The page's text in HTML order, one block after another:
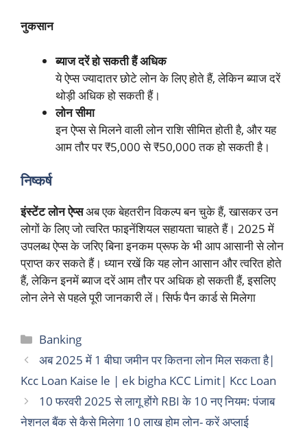
नुकसान
ब्याज दरें हो सकती हैं अधिक
ये ऐप्स ज्यादातर छोटे लोन के लिए होते हैं, लेकिन ब्याज दरें
थोड़ी अधिक हो सकती हैं।
लोन सीमा
इन ऐप्स से मिलने वाली लोन राशि सीमित होती है, और यह
आम तौर पर ₹5,000 से ₹50,000 तक हो सकती है।
निष्कर्ष
इंस्टेंट लोन ऐप्सअब एक बेहतरीन विकल्प बन चुके हैं, खासकर उन
लोगों के लिए जो त्वरित फाइनेंशियल सहायता चाहते हैं। 2025 में
उपलब्ध ऐप्स के जरिए बिना इनकम प्रूफ के भी आप आसानी से लोन
प्राप्त कर सकते हैं। ध्यान रखें कि यह लोन आसान और त्वरित होते
हैं, लेकिन इनमें ब्याज दरें आम तौर पर अधिक हो सकती हैं, इसलिए
लोन लेने से पहले पूरी जानकारी लें। सिर्फ पैन कार्ड से मिलेगा
Categories
Banking
अब 2025 में 1 बीघा जमीन पर कितना लोन मिल सकता है|
Kcc Loan Kaise le | ek bigha KCC Limit| Kcc Loan
10 फरवरी 2025 से लागू होंगे RBI के 10 नए नियम: पंजाब
नेशनल बैंक से कैसे मिलेगा 10 लाख होम लोन- करें अप्लाई